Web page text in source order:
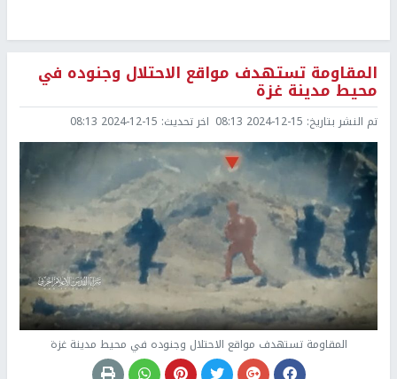
المقاومة تستهدف مواقع الاحتلال وجنوده في
محيط مدينة غزة
تم النشر بتاريخ: 2024-12-15 08:13 اخر تحديث: 2024-12-15 08:13
المقاومة تستهدف مواقع الاحتلال وجنوده في محيط مدينة غزة